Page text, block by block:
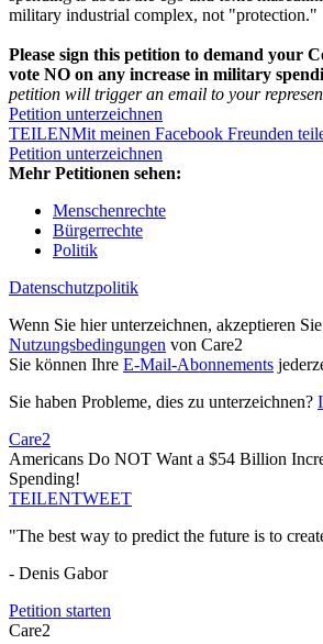
military industrial complex, not "protection."
Please sign this petition to demand your
vote NO on any increase in military
petition will trigger an email to your
Petition unterzeichnen
TEILENMit meinen Facebook Freunden
Petition unterzeichnen
Mehr Petitionen sehen:
Menschenrechte
Bürgerrechte
Politik
Datenschutzpolitik
Wenn Sie hier unterzeichnen, akzeptieren
Nutzungsbedingungen von Care2
Sie können Ihre E-Mail-Abonnements
Sie haben Probleme, dies zu unterzeichnen?
Care2
Americans Do NOT Want a $54 Billion
Spending!
TEILENTWEET
"The best way to predict the future is to
- Denis Gabor
Petition starten
Care2